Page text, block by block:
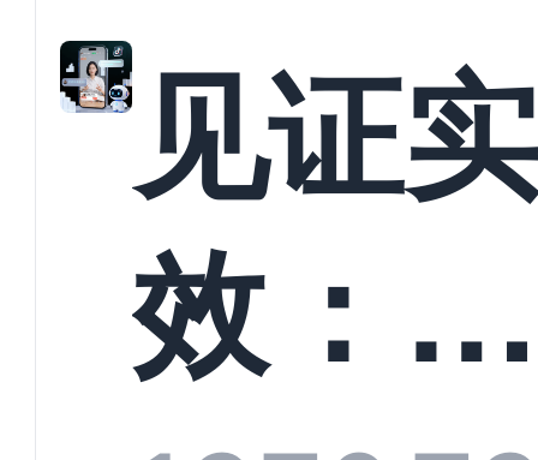
解析：
螳螂科
见证实
效：螳